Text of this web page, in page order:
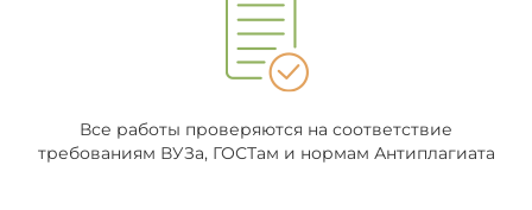
Все работы проверяются на соответствие
требованиям ВУЗа, ГОСТам и нормам Антиплагиата